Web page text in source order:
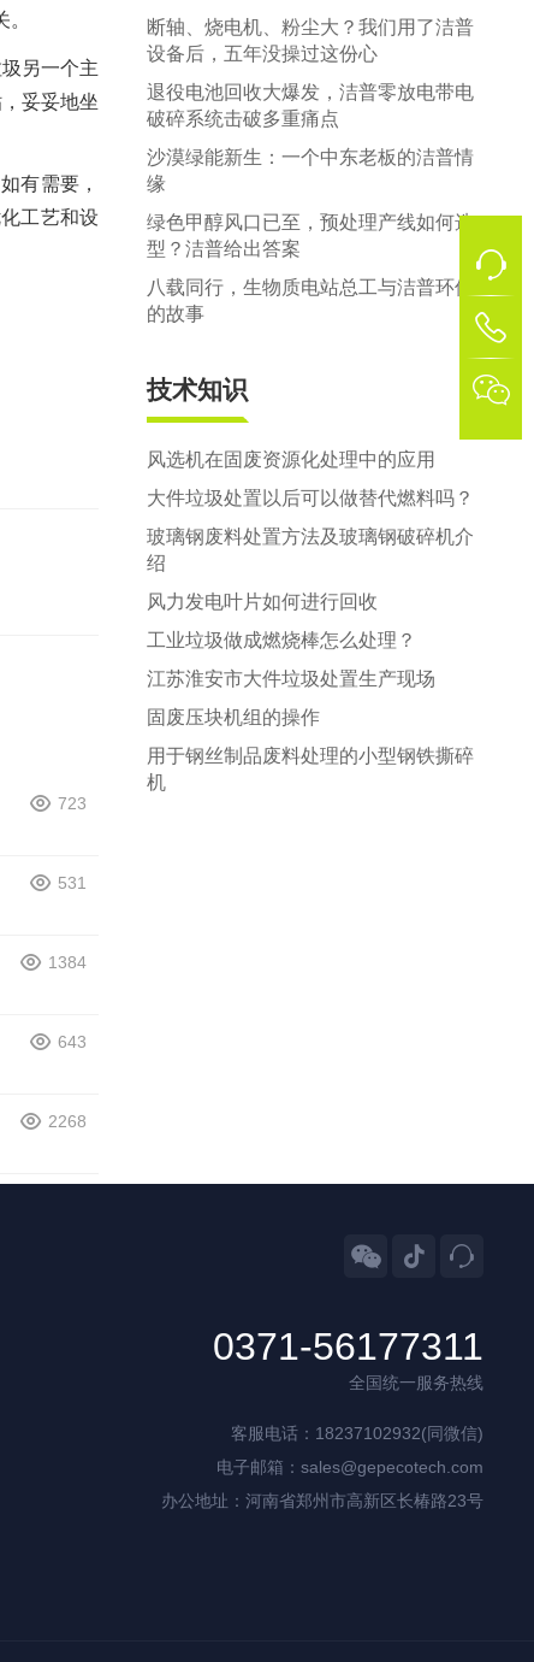
另一个主
妥妥地坐
有需要，
工艺和设
723
531
1384
643
2268
断轴、烧电机、粉尘大？我们用了洁普
设备后，五年没操过这份心
退役电池回收大爆发，洁普零放电带电
破碎系统击破多重痛点
沙漠绿能新生：一个中东老板的洁普情
缘
绿色甲醇风口已至，预处理产线如何选
型？洁普给出答案
八载同行，生物质电站总工与洁普环保
的故事
技术知识
风选机在固废资源化处理中的应用
大件垃圾处置以后可以做替代燃料吗？
玻璃钢废料处置方法及玻璃钢破碎机介
绍
风力发电叶片如何进行回收
工业垃圾做成燃烧棒怎么处理？
江苏淮安市大件垃圾处置生产现场
固废压块机组的操作
用于钢丝制品废料处理的小型钢铁撕碎
机
  
0371-56177311
全国统一服务热线
客服电话：18237102932(同微信)
电子邮箱：sales@gepecotech.com
办公地址：河南省郑州市高新区长椿路23号
